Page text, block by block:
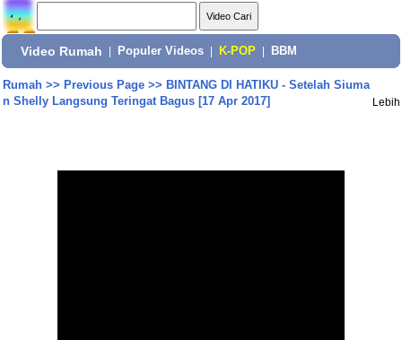
Video Rumah Populer Videos K-POP BBM
Rumah>> Previous Page>> BINTANG DI HATIKU - Setelah Siuma
n Shelly Langsung Teringat Bagus [17 Apr 2017]
Lebih